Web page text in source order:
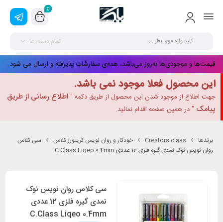
0
تمام دسته ها
قیمت‌ها و موجودی‌ها به‌روز می‌باشد، همه‌ی سفارشات پذیرفته و ارسال می شود.
این محصول فعلا موجود نمی باشد.
جهت اطلاع از موجود شدن این محصول از طریق دکمه "اطلاع رسانی از طریق
پیامک " در همین صفحه اقدام نمائید.
برندها Creators class خودکار و روان نویس کریتورز کلاس
سی کلاس
روان نویس نوک نمدی گیره فلزی 12 عددی C.Class Liqeo 0.4mm
سی کلاس روان نویس نوک
نمدی گیره فلزی 12 عددی
C.Class Liqeo 0.4mm